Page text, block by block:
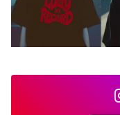
フォトカード
ライフスタイル